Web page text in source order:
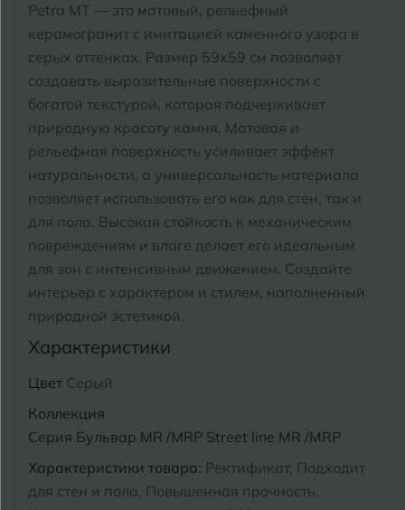
Petra MT — это матовый, рельефный
керамогранит с имитацией каменного узора в
серых оттенках. Размер 59x59 см позволяет
создавать выразительные поверхности с
богатой текстурой, которая подчеркивает
природную красоту камня. Матовая и
рельефная поверхность усиливает эффект
натуральности, а универсальность материала
позволяет использовать его как для стен, так и
для пола. Высокая стойкость к механическим
повреждениям и влаге делает его идеальным
для зон с интенсивным движением. Создайте
интерьер с характером и стилем, наполненный
природной эстетикой.
Характеристики
Цвет Серый
Коллекция
Серия Бульвар MR /MRP Street line MR /MRP
Характеристики товара: Ректификат, Подходит
для стен и пола, Повышенная прочность,
Иваново
Ижевск
Казань
Кемерово
Ковров
Кострома
Котлас
Курганинск
Магнитогорск
Тобольск
Тольятти
Тула
Тюмень
У
Ульяновск
Чебоксары
Челябинск